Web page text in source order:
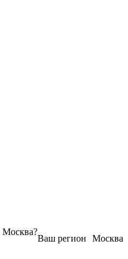
Москва
Ваш регион
Москва?